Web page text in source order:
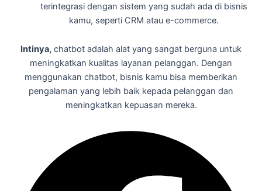
terintegrasi dengan sistem yang sudah ada di bisnis
kamu, seperti CRM atau e-commerce.
Intinya, chatbot adalah alat yang sangat berguna untuk
meningkatkan kualitas layanan pelanggan. Dengan
menggunakan chatbot, bisnis kamu bisa memberikan
pengalaman yang lebih baik kepada pelanggan dan
meningkatkan kepuasan mereka.